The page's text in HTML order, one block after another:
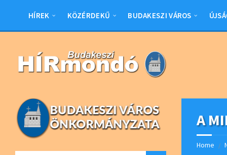
sidebar
sidebar
HÍREK KÖZÉRDEKŰ BUDAKESZI VÁROS
A
Home /